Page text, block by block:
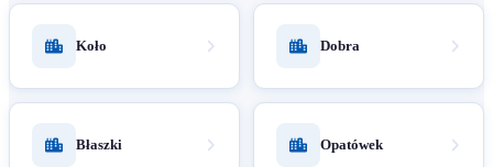
Koło Dobra
Błaszki Opatówek